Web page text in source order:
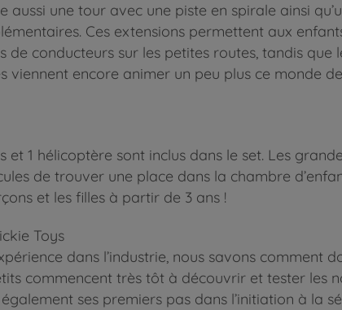
une tour avec une piste en spirale ainsi
Ces extensions permettent aux
de conducteurs sur les petites routes, tandis
viennent encore animer un peu plus ce monde
et 1 hélicoptère sont inclus dans le set. Les
de trouver une place dans la chambre
et les filles à partir de 3 ans !
Toys
dans l’industrie, nous savons comment
commencent très tôt à découvrir et tester les
ses premiers pas dans l’initiation à la